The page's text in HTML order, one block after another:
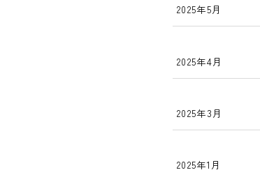
2025年5月
2025年4月
2025年3月
2025年1月